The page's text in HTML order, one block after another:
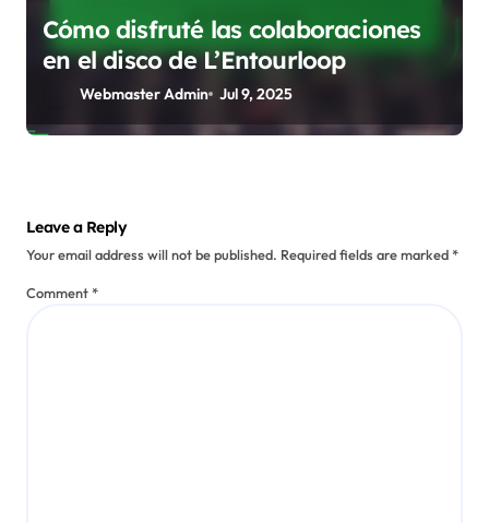
Cómo disfruté las colaboraciones
en el disco de L’Entourloop
Webmaster Admin Jul 9, 2025
Leave a Reply
Your email address will not be published. Required fields are marked*
Comment*